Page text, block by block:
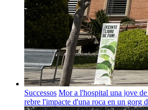
Successos Mor a l'hospital una jove de
rebre l'impacte d'una roca en un gorg